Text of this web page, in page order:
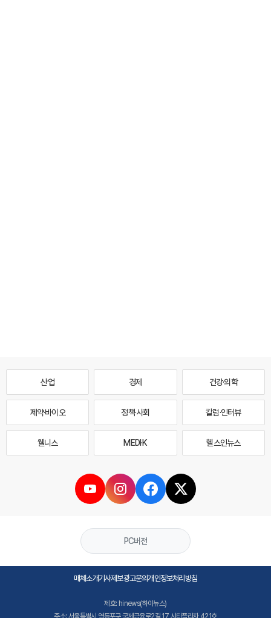
산업 경제 건강·의학
제약·바이오 정책·사회 칼럼·인터뷰
웰니스 MEDI·K 헬스인뉴스
PC버전
매체소개기사제보광고문의개인정보처리방침
제호: hinews(하이뉴스)
주소: 서울특별시 영등포구 국제금융로2길 17 시티플라자 421호